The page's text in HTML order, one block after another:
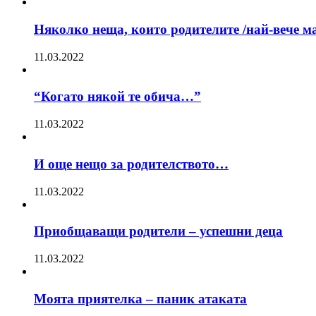
Няколко неща, които родителите /най-вече
11.03.2022
“Когато някой те обича…”
11.03.2022
И още нещо за родителството…
11.03.2022
Приобщаващи родители – успешни деца
11.03.2022
Моята приятелка – паник атаката